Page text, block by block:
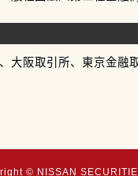
大阪取引所、東京金融
© NISSAN